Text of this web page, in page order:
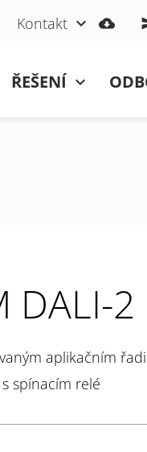
Kontakt
ŘEŠENÍ
DALI-2
aplikačním
spínacím relé